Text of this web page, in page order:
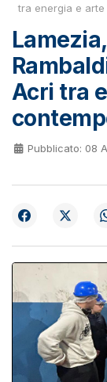
tra energia e
Acri tra
Pubblicato: 08